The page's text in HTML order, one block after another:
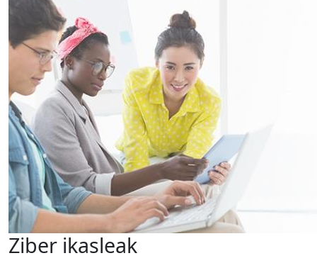
Ziber ikasleak